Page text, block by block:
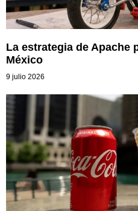
La estrategia de Apache
México
9 julio 2026